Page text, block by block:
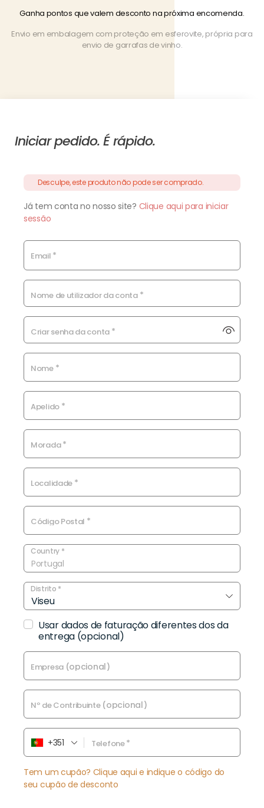
Ganha pontos que valem desconto na próxima encomenda.
Envio em embalagem com proteção em esferovite, própria para
envio de garrafas de vinho.
Iniciar pedido. É rápido.
Desculpe, este produto não pode ser comprado.
Já tem conta no nosso site? Clique aqui para iniciar
sessão
Email *
Nome de utilizador da conta *
Criar senha da conta *
Nome *
Apelido *
Morada*
Localidade *
Código Postal *
Country *
Portugal
Distrito *
Viseu
Usar dados de faturação diferentes dos da
entrega (opcional)
Empresa (opcional)
Nº de Contribuinte (opcional)
Telefone*
+351
Tem um cupão? Clique aqui e indique o código do
seu cupão de desconto